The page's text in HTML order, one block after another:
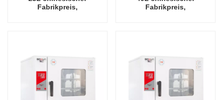
Fabrikpreis,
Fabrikpreis,